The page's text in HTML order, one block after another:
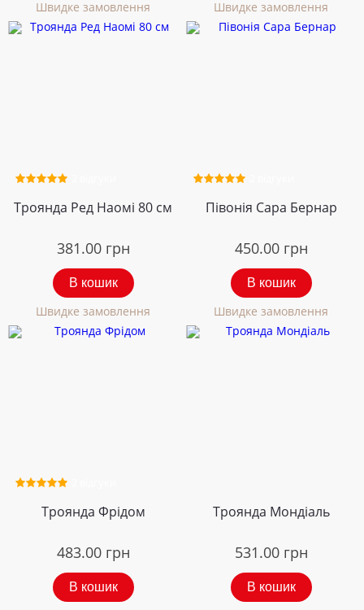
Швидке замовлення Швидке замовлення
Троянда Ред Наомі 80 см
381.00 грн
В кошик
Швидке замовлення
Півонія Сара Бернар
450.00 грн
В кошик
Швидке замовлення
Троянда Фрідом
483.00 грн
В кошик
Троянда Мондіаль
531.00 грн
В кошик